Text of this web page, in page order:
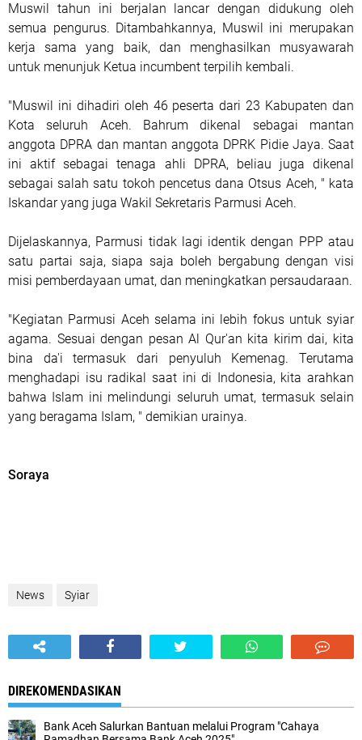
Muswil tahun ini berjalan lancar dengan didukung oleh
semua pengurus. Ditambahkannya, Muswil ini merupakan
kerja sama yang baik, dan menghasilkan musyawarah
untuk menunjuk Ketua incumbent terpilih kembali.
"Muswil ini dihadiri oleh 46 peserta dari 23 Kabupaten dan
Kota seluruh Aceh. Bahrum dikenal sebagai mantan
anggota DPRA dan mantan anggota DPRK Pidie Jaya. Saat
ini aktif sebagai tenaga ahli DPRA, beliau juga dikenal
sebagai salah satu tokoh pencetus dana Otsus Aceh, " kata
Iskandar yang juga Wakil Sekretaris Parmusi Aceh.
Dijelaskannya, Parmusi tidak lagi identik dengan PPP atau
satu partai saja, siapa saja boleh bergabung dengan visi
misi pemberdayaan umat, dan meningkatkan persaudaraan.
"Kegiatan Parmusi Aceh selama ini lebih fokus untuk syiar
agama. Sesuai dengan pesan Al Qur'an kita kirim dai, kita
bina da'i termasuk dari penyuluh Kemenag. Terutama
menghadapi isu radikal saat ini di Indonesia, kita arahkan
bahwa Islam ini melindungi seluruh umat, termasuk selain
yang beragama Islam, " demikian urainya.
Soraya
News Syiar
DIREKOMENDASIKAN
Bank Aceh Salurkan Bantuan melalui Program "Cahaya